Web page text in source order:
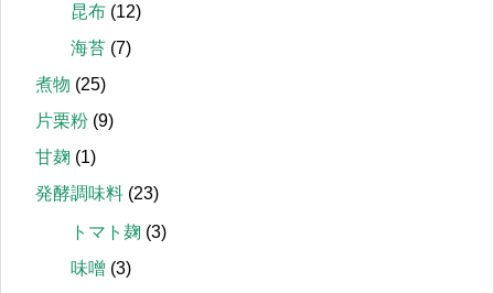
昆布 (12)
海苔 (7)
煮物 (25)
片栗粉 (9)
甘麹 (1)
発酵調味料 (23)
トマト麹 (3)
味噌 (3)